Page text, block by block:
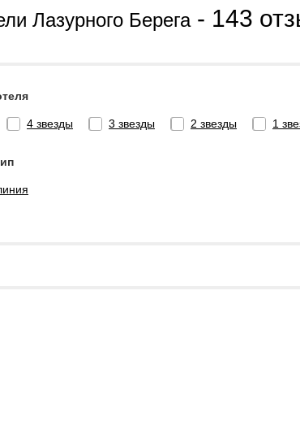
Лазурного Берега- 143
4 звезды 3 звезды 2 звезды 1